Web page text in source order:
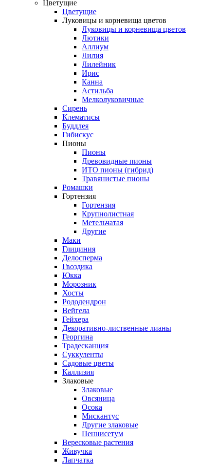
Цветущие
Цветущие
Луковицы и корневища цветов
Луковицы и корневища цветов
Лютики
Аллиум
Лилия
Лилейник
Ирис
Канна
Астильба
Мелколуковичные
Сирень
Клематисы
Буддлея
Гибискус
Пионы
Пионы
Древовидные пионы
ИТО пионы (гибрид)
Травянистые пионы
Ромашки
Гортензия
Гортензия
Крупнолистная
Метельчатая
Другие
Маки
Глициния
Делосперма
Гвоздика
Юкка
Морозник
Хосты
Рододендрон
Вейгела
Гейхера
Декоративно-лиственные лианы
Георгина
Традесканция
Суккуленты
Садовые цветы
Каллизия
Злаковые
Злаковые
Овсяница
Осока
Мискантус
Другие злаковые
Пеннисетум
Вересковые растения
Живучка
Лапчатка